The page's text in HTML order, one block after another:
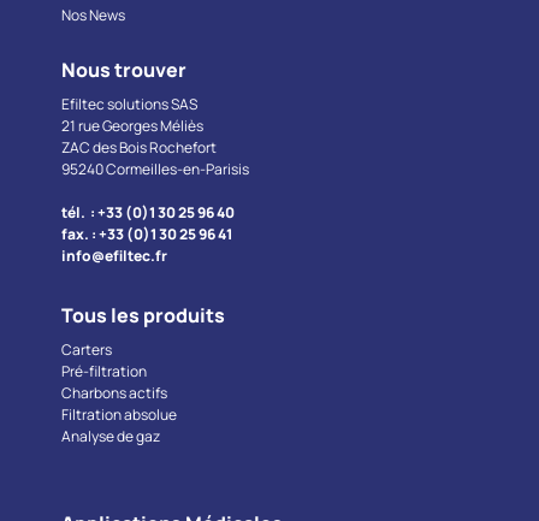
Nos News
Nous trouver
Efiltec solutions SAS
21 rue Georges Méliès
ZAC des Bois Rochefort
95240 Cormeilles-en-Parisis
tél. : +33 (0)1 30 25 96 40
fax. : +33 (0)1 30 25 96 41
info@efiltec.fr
Tous les produits
Carters
Pré-filtration
Charbons actifs
Filtration absolue
Analyse de gaz